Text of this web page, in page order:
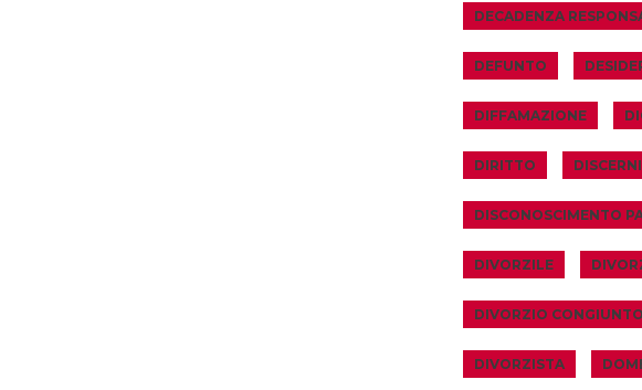
DECADENZA
DEFUNTO
DIFFAMAZIONE
DIRITTO
DISCONOSCIMENTO
DIVORZILE
DIVORZIO CONGIUNTO
DIVORZISTA